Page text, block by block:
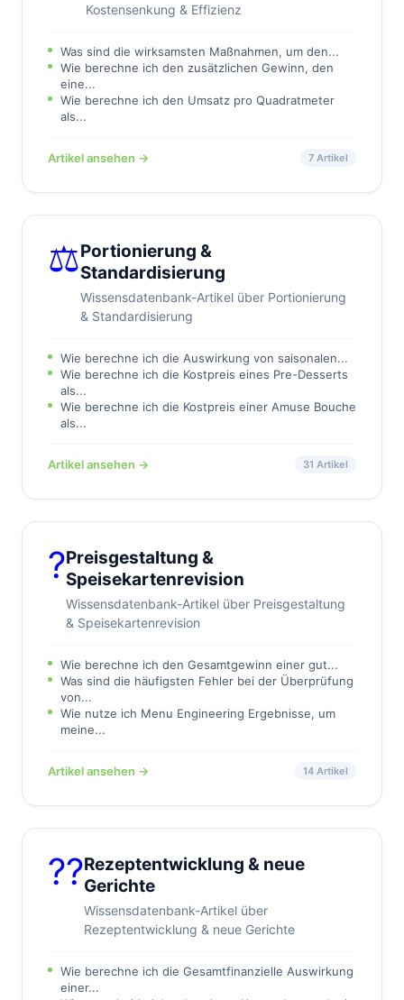
Kostensenkung & Effizienz
Was sind die wirksamsten Maßnahmen, um den...
Wie berechne ich den zusätzlichen Gewinn, den
eine...
Wie berechne ich den Umsatz pro Quadratmeter
als...
Artikel ansehen → 7 Artikel
⚖️Portionierung &
Standardisierung
Wissensdatenbank-Artikel über Portionierung
& Standardisierung
Wie berechne ich die Auswirkung von saisonalen...
Wie berechne ich die Kostpreis eines Pre-Desserts
als...
Wie berechne ich die Kostpreis einer Amuse Bouche
als...
Artikel ansehen → 31 Artikel
?️Preisgestaltung &
Speisekartenrevision
Wissensdatenbank-Artikel über Preisgestaltung
& Speisekartenrevision
Wie berechne ich den Gesamtgewinn einer gut...
Was sind die häufigsten Fehler bei der Überprüfung
von...
Wie nutze ich Menu Engineering Ergebnisse, um
meine...
Artikel ansehen → 14 Artikel
?‍?Rezeptentwicklung & neue
Gerichte
Wissensdatenbank-Artikel über
Rezeptentwicklung & neue Gerichte
Wie berechne ich die Gesamtfinanzielle Auswirkung
einer...